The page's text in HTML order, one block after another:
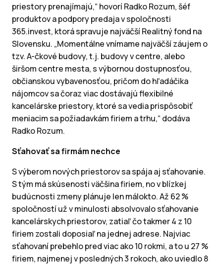
priestory prenajímajú,“ hovorí Radko Rozum, šéf
produktov a podpory predaja v spoločnosti
365.invest, ktorá spravuje najväčší Realitný fond na
Slovensku. „Momentálne vnímame najväčší záujem o
tzv. A-čkové budovy, t.j. budovy v centre, alebo
širšom centre mesta, s výbornou dostupnosťou,
občianskou vybavenosťou, pričom do hľadáčika
nájomcov sa čoraz viac dostávajú flexibilné
kancelárske priestory, ktoré sa vedia prispôsobiť
meniacim sa požiadavkám firiem a trhu,“ dodáva
Radko Rozum.
Sťahovať sa firmám nechce
S výberom nových priestorov sa spája aj sťahovanie.
S tým má skúsenosti väčšina firiem, no v blízkej
budúcnosti zmeny plánuje len málokto. Až 62 %
spoločností už v minulosti absolvovalo sťahovanie
kancelárskych priestorov, zatiaľ čo takmer 4 z 10
firiem zostali doposiaľ na jednej adrese. Najviac
sťahovaní prebehlo pred viac ako 10 rokmi, a to u 27 %
firiem, najmenej v posledných 3 rokoch, ako uviedlo 8